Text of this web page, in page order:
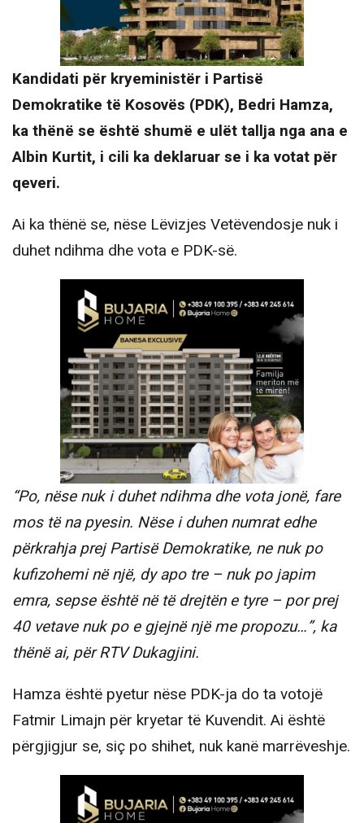
Kandidati për kryeministër i Partisë
Demokratike të Kosovës (PDK), Bedri Hamza,
ka thënë se është shumë e ulët tallja nga ana e
Albin Kurtit, i cili ka deklaruar se i ka votat për
qeveri.
Ai ka thënë se, nëse Lëvizjes Vetëvendosje nuk i
duhet ndihma dhe vota e PDK-së.
“Po, nëse nuk i duhet ndihma dhe vota jonë, fare
mos të na pyesin. Nëse i duhen numrat edhe
përkrahja prej Partisë Demokratike, ne nuk po
kufizohemi në një, dy apo tre – nuk po japim
emra, sepse është në të drejtën e tyre – por prej
40 vetave nuk po e gjejnë një me propozu…”, ka
thënë ai, për RTV Dukagjini.
Hamza është pyetur nëse PDK-ja do ta votojë
Fatmir Limajn për kryetar të Kuvendit. Ai është
përgjigjur se, siç po shihet, nuk kanë marrëveshje.